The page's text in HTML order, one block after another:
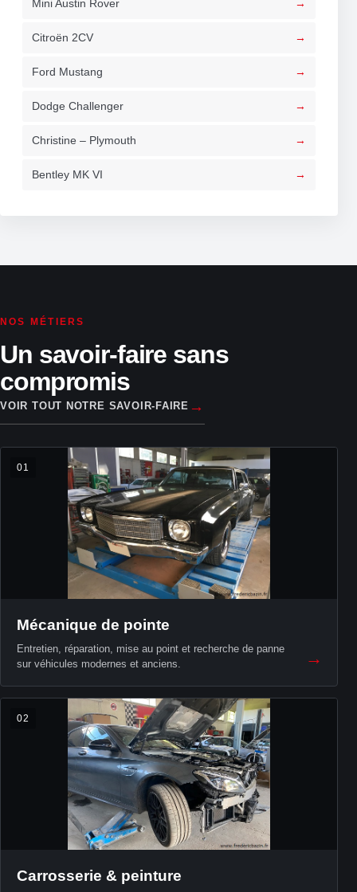
Mini Austin Rover
Citroën 2CV
Ford Mustang
Dodge Challenger
Christine – Plymouth
Bentley MK VI
NOS MÉTIERS
Un savoir-faire sans
compromis
VOIR TOUT NOTRE SAVOIR-FAIRE →
01
Mécanique de pointe
Entretien, réparation, mise au point et recherche de panne
sur véhicules modernes et anciens.
→
02
Carrosserie & peinture